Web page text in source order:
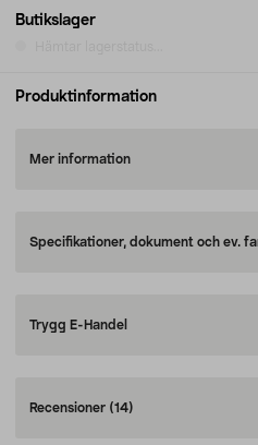
Butikslager
Produktinformation
Mer information
Specifikationer, dokument och ev.
Trygg E-Handel
Recensioner (14)